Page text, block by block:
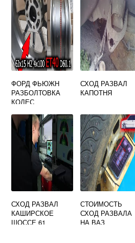
ФОРД ФЬЮЖН
РАЗБОЛТОВКА
КОЛЕС
СХОД РАЗВАЛ
КАПОТНЯ
СХОД РАЗВАЛ
КАШИРСКОЕ
ШОССЕ 61
СТОИМОСТЬ
СХОД РАЗВАЛА
НА ВАЗ